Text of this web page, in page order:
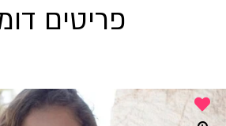
פריטים